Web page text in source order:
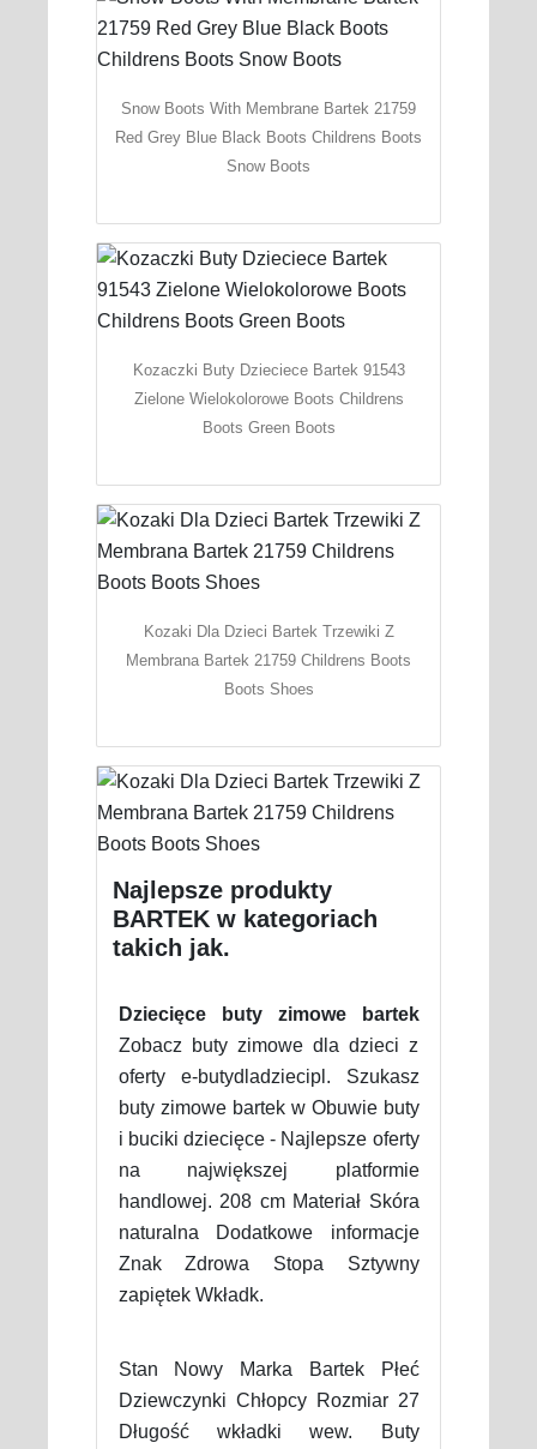
Snow Boots With Membrane Bartek 21759
Red Grey Blue Black Boots Childrens Boots
Snow Boots
Kozaczki Buty Dzieciece Bartek 91543
Zielone Wielokolorowe Boots Childrens
Boots Green Boots
Kozaki Dla Dzieci Bartek Trzewiki Z
Membrana Bartek 21759 Childrens Boots
Boots Shoes
Najlepsze produkty
BARTEK w kategoriach
takich jak.
Dziecięce buty zimowe bartek
Zobacz buty zimowe dla dzieci z
oferty e-butydladziecipl. Szukasz
buty zimowe bartek w Obuwie buty
i buciki dziecięce - Najlepsze oferty
na największej platformie
handlowej. 208 cm Materiał Skóra
naturalna Dodatkowe informacje
Znak Zdrowa Stopa Sztywny
zapiętek Wkładk.
Stan Nowy Marka Bartek Płeć
Dziewczynki Chłopcy Rozmiar 27
Długość wkładki wew. Buty